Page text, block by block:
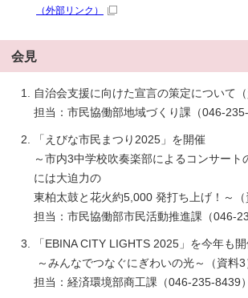
（外部リンク）
会見
自治会支援に向けた宣言の策定について（
担当：市民協働部地域づくり課（046-235-
「えびな市民まつり2025」を開催
～市内3中学校吹奏楽部によるコンサート
には大迫力の
東柏太鼓と花火約5,000 発打ち上げ！～（
担当：市民協働部市民活動推進課（046-
「EBINA CITY LIGHTS 2025」を今年も開
～みんなでつなぐにぎわいの光～（資料3
担当：経済環境部商工課（046-235-8439